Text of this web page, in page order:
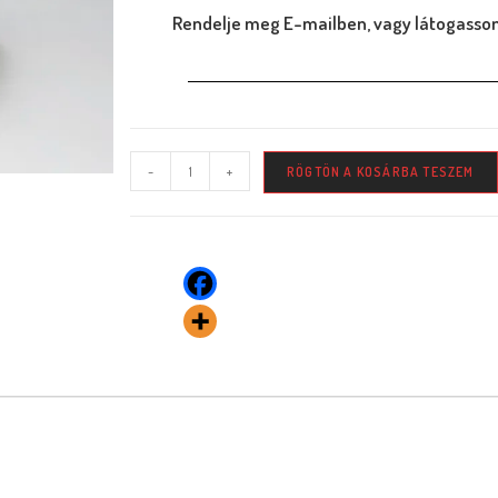
Rendelje meg E-mailben, vagy
- + RÖGTÖN A KOSÁRBA TESZEM